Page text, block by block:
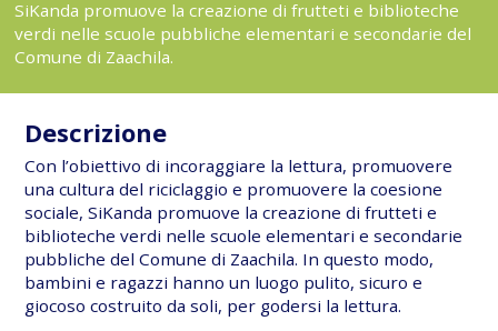
es
SiKanda promuove la creazione di frutteti e biblioteche
verdi nelle scuole pubbliche elementari e secondarie del
Comune di Zaachila.
Descrizione
Con l’obiettivo di incoraggiare la lettura, promuovere
una cultura del riciclaggio e promuovere la coesione
sociale, SiKanda promuove la creazione di frutteti e
biblioteche verdi nelle scuole elementari e secondarie
pubbliche del Comune di Zaachila. In questo modo,
bambini e ragazzi hanno un luogo pulito, sicuro e
giocoso costruito da soli, per godersi la lettura.